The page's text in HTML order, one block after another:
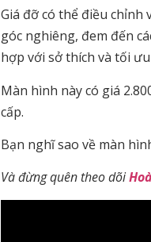
Giá đỡ có thể điều chỉnh
góc nghiêng, đem đến
hợp với sở thích và tối
Màn hình này có giá
cấp.
Bạn nghĩ sao về màn
Và đừng quên theo dõi